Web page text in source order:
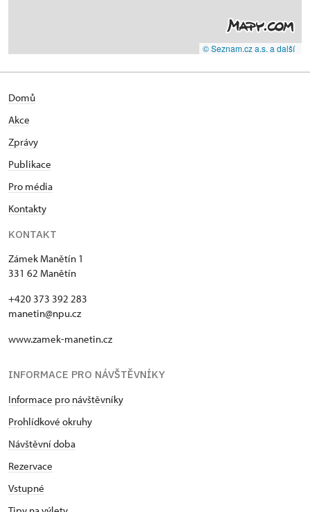
© Seznam.cz a.s. a další
Domů
Akce
Zprávy
Publikace
Pro média
Kontakty
KONTAKT
Zámek Manětín 1
331 62 Manětín
+420 373 392 283
manetin@npu.cz
www.zamek-manetin.cz
INFORMACE PRO NÁVŠTĚVNÍKY
Informace pro návštěvníky
Prohlídkové okruhy
Návštěvní doba
Rezervace
Vstupné